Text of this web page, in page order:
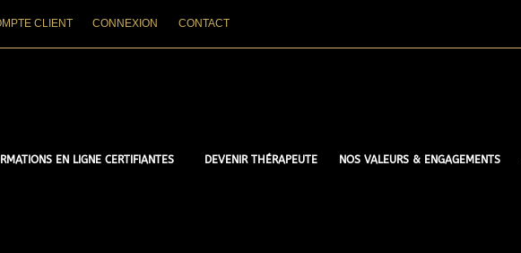
CLIENT CONNEXION CONTACT
EN LIGNE CERTIFIANTES DEVENIR THÉRAPEUTE NOS VALEURS & ENGAGEMENTS